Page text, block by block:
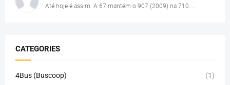
Até hoje é assim. A 67 mantém o 907 (2009) na 710....
CATEGORIES
4Bus (Buscoop) (1)